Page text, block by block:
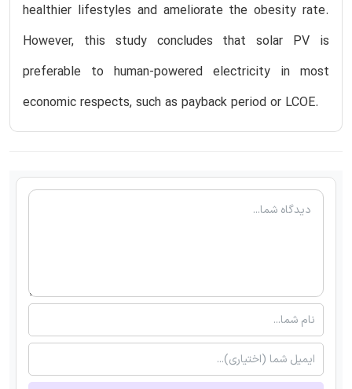
healthier lifestyles and ameliorate the obesity rate.
However, this study concludes that solar PV is
preferable to human-powered electricity in most
economic respects, such as payback period or LCOE.